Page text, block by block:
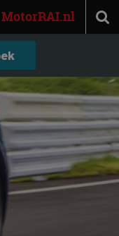
MotorRAI.nl